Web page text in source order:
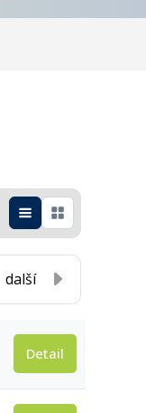
další
Detail